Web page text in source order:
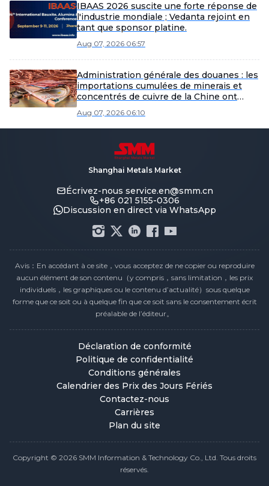
IBAAS 2026 suscite une forte réponse de
l'industrie mondiale ; Vedanta rejoint en
tant que sponsor platine.
Aug 07, 2026 06:57
Administration générale des douanes : les
importations cumulées de minerais et
concentrés de cuivre de la Chine ont
janvier à juillet
Aug 07, 2026 06:10
Shanghai Metals Market
Écrivez-nous service.en@smm.cn
+86 021 5155-0306
Discussion en direct via WhatsApp
Avis：En accédant à ce site，vous acceptez de ne copier ou reproduire
aucun élément de son contenu（y compris，sans limitation，les prix
individuels，les graphiques ou le contenu d’actualité）sous quelque
forme que ce soit ou à quelque fin que ce soit sans le consentement écrit
préalable de l’éditeur。
Déclaration de conformité
Politique de confidentialité
Conditions générales
Calendrier des Prix des Jours Fériés
Contactez-nous
Carrières
Plan du site
Copyright © 2026 SMM Information & Technology Co., Ltd. Tous droits
réservés.